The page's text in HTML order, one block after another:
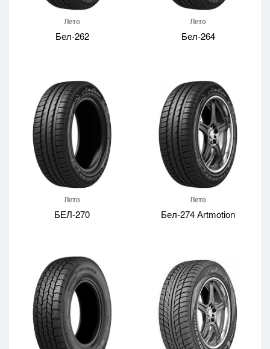
Лето
Бел-262
Лето
Бел-264
Лето
БЕЛ-270
Лето
Бел-274 Аrtmotion